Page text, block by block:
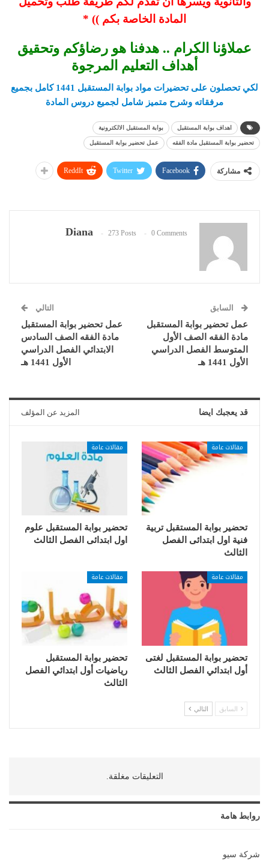
المادة الخاصة بكم )) *
عملاؤنا الكرام .. هدفنا هو رضاؤكم وتحقيق
أهداف التعليم المرجوة
لكي تحصلون على تحضيرات مواد بوابة المستقبل 1441
كامل بجميع
مرفقاته وشرح متميز شامل لجميع دروس المادة
اهداف بوابة المستقبل بوابة المستقبل الالكترونية
تحضير بوابة المستقبل مادة الفقه عمل تحضير بوابة المستقبل
مشاركة Facebook
Twitter
ReddIt
Diana 273 Posts 0 Comments
السابق
عمل تحضير بوابة المستقبل
مادة الفقه الصف الأول
المتوسط الفصل الدراسي
الأول 1441 هـ
التالي
عمل تحضير بوابة المستقبل
مادة الفقه الصف السادس
الابتدائي الفصل الدراسي
الأول 1441 هـ
قد يعجبك ايضا المزيد عن المؤلف
مقالات عامة
تحضير بوابة المستقبل تربية
فنية اول ابتدائى الفصل
الثالث
مقالات عامة
تحضير بوابة المستقبل علوم
اول ابتدائى الفصل الثالث
مقالات عامة
تحضير بوابة المستقبل لغتى
أول ابتدائي الفصل الثالث
مقالات عامة
تحضير بوابة المستقبل
رياضيات أول ابتدائي الفصل
الثالث
السابق التالي
التعليقات مغلقة.
روابط هامة
شركة سيو